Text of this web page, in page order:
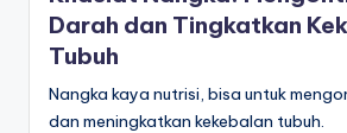
Darah dan Tingkatkan
Tubuh
Nangka kaya nutrisi, bisa untuk
dan meningkatkan kekebalan tubuh.